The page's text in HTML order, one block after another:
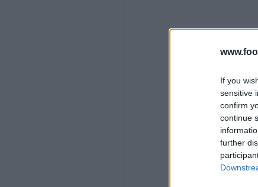
If you
sensitive
confirm
continue
further